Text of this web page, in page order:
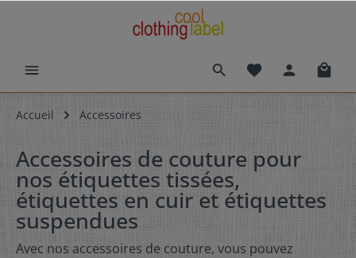
Accueil Accessoires
Accessoires de couture pour
nos étiquettes tissées,
étiquettes en cuir et étiquettes
suspendues
Avec nos accessoires de couture, vous pouvez